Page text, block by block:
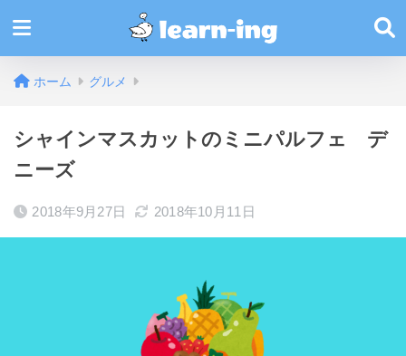
ホーム グルメ
シャインマスカットのミニパルフェ デ
ニーズ
2018年9月27日 2018年10月11日